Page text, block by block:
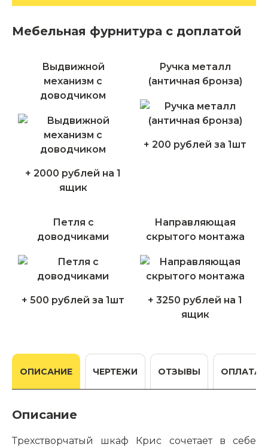
Мебельная фурнитура с доплатой
Выдвижной
механизм с
доводчиком
+ 2000 рублей на 1
ящик
Ручка металл
(античная бронза)
+ 200 рублей за 1шт
Петля с
доводчиками
+ 500 рублей за 1шт
Направляющая
скрытого монтажа
+ 3250 рублей на 1
ящик
ОПИСАНИЕ ЧЕРТЕЖИ ОТЗЫВЫ ОПЛАТА
Описание
Трехстворчатый шкаф Крис сочетает в себе